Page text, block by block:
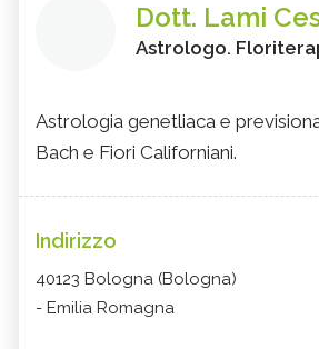
Dott. Lami
Astrologo.
Astrologia genetliaca e
Bach e Fiori Californiani.
Indirizzo
40123 Bologna (Bologna)
- Emilia Romagna